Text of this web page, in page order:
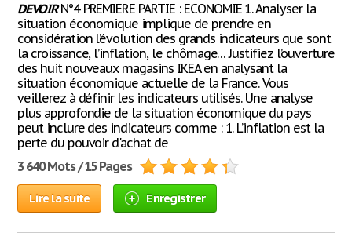
DEVOIRN°4 PREMIERE PARTIE : ECONOMIE 1. Analyser la
situation économique implique de prendre en
considération l’évolution des grands indicateurs que sont
la croissance, l’inflation, le chômage… Justifiez l’ouverture
des huit nouveaux magasins IKEA en analysant la
situation économique actuelle de la France. Vous
veillerez à définir les indicateurs utilisés. Une analyse
plus approfondie de la situation économique du pays
peut inclure des indicateurs comme : 1. L’inflation est la
perte du pouvoir d'achat de
3 640 Mots / 15 Pages
Lire la suite Enregistrer